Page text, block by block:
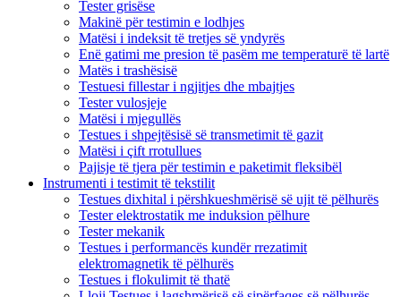
Tester grisëse
Makinë për testimin e lodhjes
Matësi i indeksit të tretjes së yndyrës
Enë gatimi me presion të pasëm me temperaturë të lartë
Matës i trashësisë
Testuesi fillestar i ngjitjes dhe mbajtjes
Tester vulosjeje
Matësi i mjegullës
Testues i shpejtësisë së transmetimit të gazit
Matësi i çift rrotullues
Pajisje të tjera për testimin e paketimit fleksibël
Instrumenti i testimit të tekstilit
Testues dixhital i përshkueshmërisë së ujit të pëlhurës
Tester elektrostatik me induksion pëlhure
Tester mekanik
Testues i performancës kundër rrezatimit
elektromagnetik të pëlhurës
Testues i flokulimit të thatë